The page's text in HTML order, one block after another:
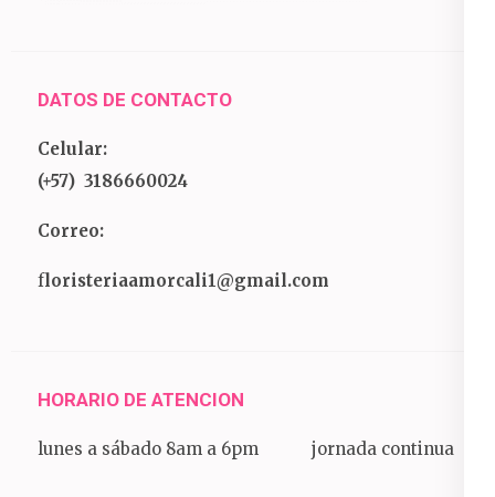
DATOS DE CONTACTO
Celular:
(+57) 3186660024
Correo:
floristeriaamorcali1@gmail.com
HORARIO DE ATENCION
lunes a sábado 8am a 6pm jornada continua